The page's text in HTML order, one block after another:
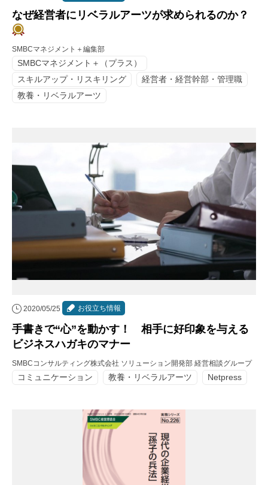
なぜ経営者にリベラルアーツが求められるのか？
SMBCマネジメント＋編集部
SMBCマネジメント＋（プラス）
スキルアップ・リスキリング
経営者・経営幹部・管理職
教養・リベラルアーツ
2020/05/25 お役立ち情報
手書きで“心”を動かす！ 相手に好印象を与える
ビジネスハガキのマナー
SMBCコンサルティング株式会社 ソリューション開発部 経営相談グループ
コミュニケーション 教養・リベラルアーツ Netpress